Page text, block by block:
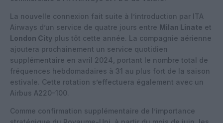
La nouvelle connexion fait suite à l’introduction par ITA
Airways d’un service de quatre jours entre Milan Linate et
London City plus tôt cette année. La compagnie aérienne
ajoutera prochainement un service quotidien
supplémentaire en avril 2024, portant le nombre total de
fréquences hebdomadaires à 31 au plus fort de la saison
estivale. Cette rotation s’effectuera également avec un
Airbus A220-100.
Comme confirmation supplémentaire de l’importance